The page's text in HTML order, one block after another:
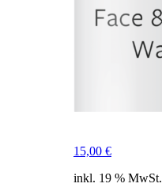
15,00 €
inkl. 19 % MwSt.